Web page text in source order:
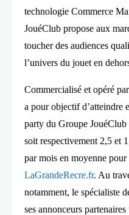
technologie Commerce
JouéClub propose aux
toucher des audiences
l’univers du jouet en
Commercialisé et opéré
a pour objectif d’atteindre
party du Groupe JouéClub
soit respectivement 2,5 et
par mois en moyenne pour
LaGrandeRecre.fr. Au
notamment, le spécialiste
ses annonceurs